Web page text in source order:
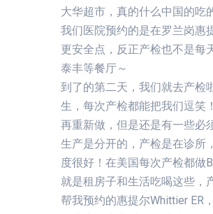
大华超市，真的什么中国的吃
我们医院预约的是在罗兰岗惠
更安全点，反正产检也不是每
泰丰等餐厅～
到了的第二天，我们就去产检
生，每次产检都能把我们逗笑
再重新做，但是还是有一些必
生产是分开的，产检是在诊所
度很好！在美国每次产检都做
就是租房子和生活吃喝这些，
帮我预约的惠提尔Whittier ER